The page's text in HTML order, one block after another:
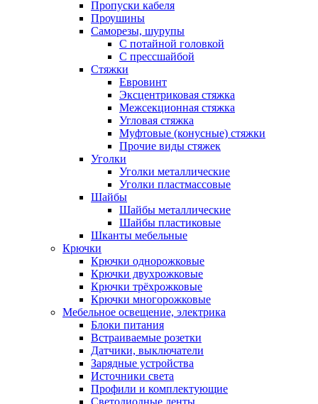
Пропуски кабеля
Проушины
Саморезы, шурупы
С потайной головкой
С прессшайбой
Стяжки
Евровинт
Эксцентриковая стяжка
Межсекционная стяжка
Угловая стяжка
Муфтовые (конусные) стяжки
Прочие виды стяжек
Уголки
Уголки металлические
Уголки пластмассовые
Шайбы
Шайбы металлические
Шайбы пластиковые
Шканты мебельные
Крючки
Крючки однорожковые
Крючки двухрожковые
Крючки трёхрожковые
Крючки многорожковые
Мебельное освещение, электрика
Блоки питания
Встраиваемые розетки
Датчики, выключатели
Зарядные устройства
Источники света
Профили и комплектующие
Светодиодные ленты